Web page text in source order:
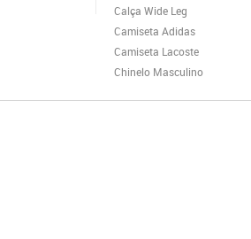
Calça Wide Leg
Camiseta Adidas
Camiseta Lacoste
Chinelo Masculino